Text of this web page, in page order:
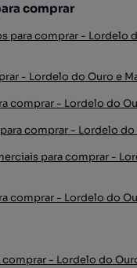
comprar
para comprar - Lordelo
- Lordelo do Ouro e
comprar - Lordelo do
comprar - Lordelo do
para comprar -
comprar - Lordelo do
- Lordelo do